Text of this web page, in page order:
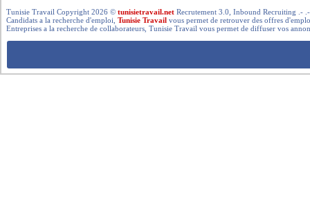
Tunisie Travail Copyright 2026 ©tunisietravail.net Recrutement 3.0, Inbound Recruiting .-
Candidats a la recherche d'emploi,Tunisie Travail vous permet de retrouver des offres
Entreprises a la recherche de collaborateurs, Tunisie Travail vous permet de diffuser vos